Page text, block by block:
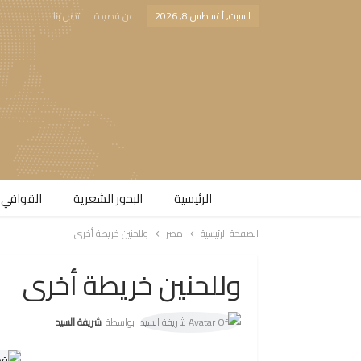
السبت, أغسطس 8, 2026 عن قصيدة اتصل بنا
الرئيسية البحور الشعرية​
الصفحة الرئيسية مصر وللحنين خريطة أخرى
وللحنين خريطة أخرى
بواسطة شريفة السيد